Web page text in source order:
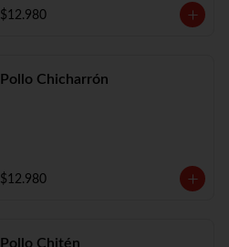
$12.980
Pollo Chicharrón
$12.980
Pollo Chitén